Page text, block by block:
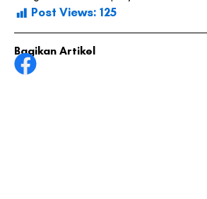
Post Views: 125
Bagikan Artikel